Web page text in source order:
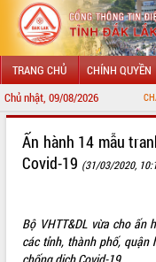
TRANG CHỦ CHÍNH QUYỀN
Chủ nhật, 09/08/2026CHÀO MỪNG ĐẾN
GIỚI THIỆU
LÃNH ĐẠO UBND TỈNH
SỞ, BAN, NGÀNH
Ấn hành 14 mẫu
Covid-19 (31/03/2020,
Bộ VHTT&DL vừa cho ấn
các tỉnh, thành phố, quận